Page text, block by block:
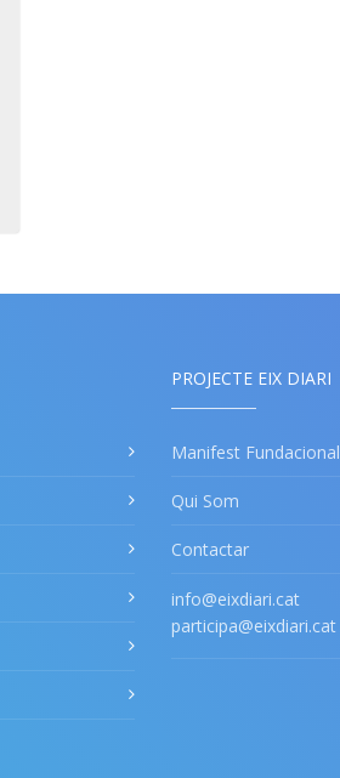
PROJECTE EIX DIARI
Manifest Fundacional
Qui Som
Contactar
info@eixdiari.cat
participa@eixdiari.cat